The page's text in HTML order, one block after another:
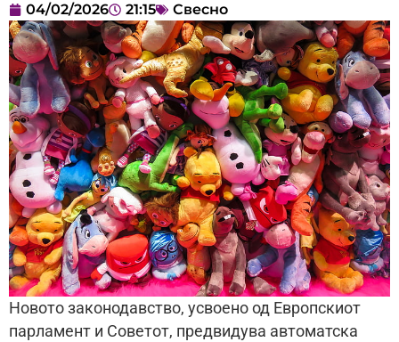
04/02/2026 21:15 Свесно
Новото законодавство, усвоено од Европскиот
парламент и Советот, предвидува автоматска